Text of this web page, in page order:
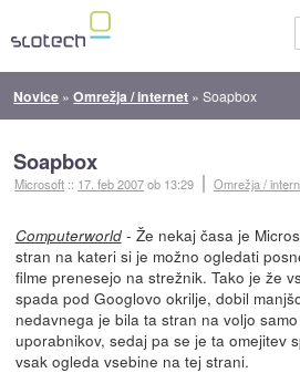
Novice »Omrežja / internet »Soapbox
Soapbox
Microsoft :: 17. feb 2007ob 13:29 Omrežja /
Computerworld- Že nekaj časa je
stran na kateri si je možno ogledati
filme prenesejo na strežnik. Tako je že
spada pod Googlovo okrilje, dobil
nedavnega je bila ta stran na voljo
uporabnikov, sedaj pa se je ta omejitev
vsak ogleda vsebine na tej strani.